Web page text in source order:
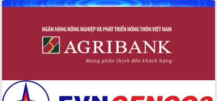
Đắk Lắk phát động hưởng ứng Ngày
Quyền của người tiêu dùng Việt Nam
tâm đạt được mục tiêu tăng trưởng
hai con số trong năm 2026